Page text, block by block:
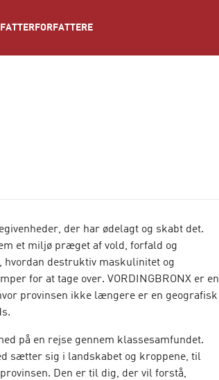
FORFATTERE
der har ødelagt og skabt det.
et miljø præget af vold, forfald og
destruktiv maskulinitet og
for at tage over. VORDINGBRONX er en
provinsen ikke længere er en geografisk
på en rejse gennem klassesamfundet.
sætter sig i landskabet og kroppene, til
Den er til dig, der vil forstå,